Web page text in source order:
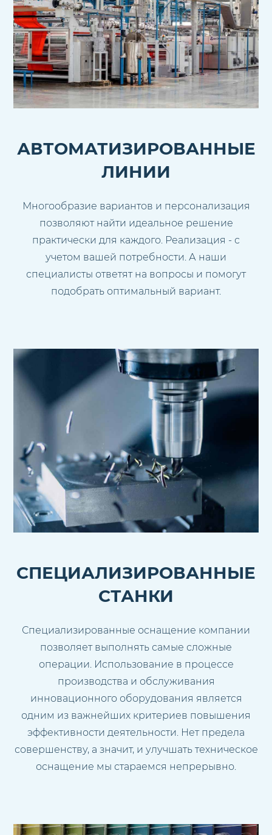
АВТОМАТИЗИРОВАННЫЕ
ЛИНИИ
Многообразие вариантов и персонализация
позволяют найти идеальное решение
практически для каждого. Реализация - с
учетом вашей потребности. А наши
специалисты ответят на вопросы и помогут
подобрать оптимальный вариант.
СПЕЦИАЛИЗИРОВАННЫЕ
СТАНКИ
Специализированные оснащение компании
позволяет выполнять самые сложные
операции. Использование в процессе
производства и обслуживания
инновационного оборудования является
одним из важнейших критериев повышения
эффективности деятельности. Нет предела
совершенству, а значит, и улучшать техническое
оснащение мы стараемся непрерывно.